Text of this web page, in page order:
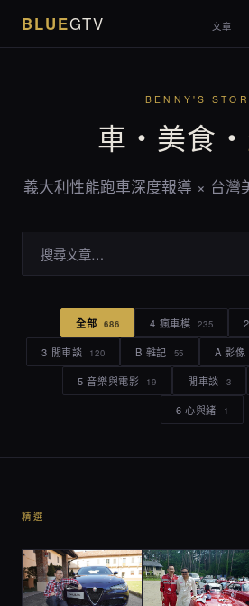
BLUEGTV 文章
BENNY'S
車・美食・
義大利性能跑車深度報導 × 台灣
全部 686 4 瘋車模 235
3 閒車談 120 B 雜記 55 A 影像
5 音樂與電影 19 閒車談 3
6 心與緒 1
精選